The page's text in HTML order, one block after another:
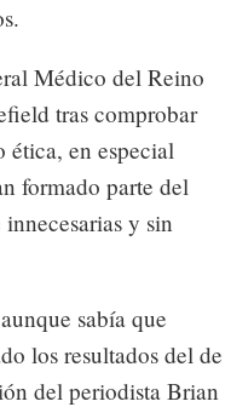
Médico del Reino
tras comprobar
ética, en especial
formado parte del
y sin
sabía que
los resultados del de
del periodista Brian